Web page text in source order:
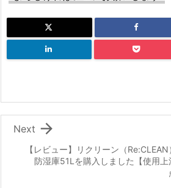
【レビュー】リクリーン（
防湿庫51Lを購入しました【使用上

Next